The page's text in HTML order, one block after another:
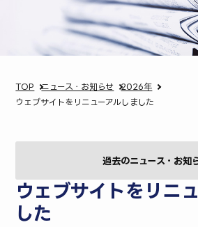
TOP ニュース・お知らせ
2026年
ウェブサイトをリニューアルしました
ウェブサイトをリニ
した